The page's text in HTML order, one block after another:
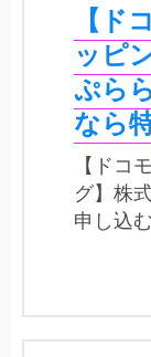
【
ッピ
ぷら
なら
【ドコ
グ】株
申し込